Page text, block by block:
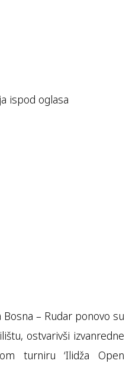
ispod oglasa
– Rudar ponovo su
ostvarivši izvanredne
turniru ‘Ilidža Open